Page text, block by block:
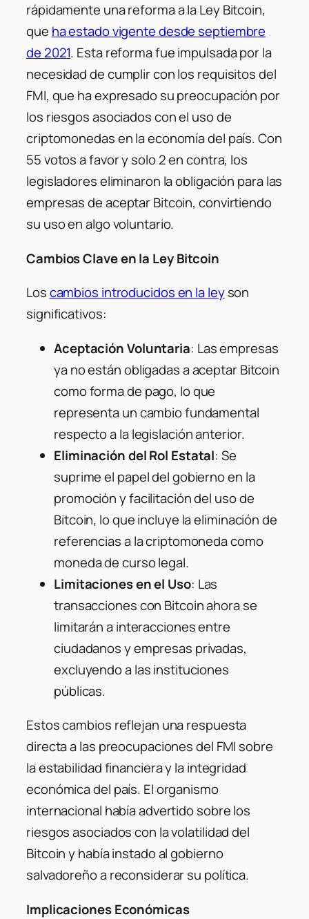
rápidamente una reforma a la Ley Bitcoin,
que ha estado vigente desde septiembre
de 2021. Esta reforma fue impulsada por la
necesidad de cumplir con los requisitos del
FMI, que ha expresado su preocupación por
los riesgos asociados con el uso de
criptomonedas en la economía del país. Con
55 votos a favor y solo 2 en contra, los
legisladores eliminaron la obligación para las
empresas de aceptar Bitcoin, convirtiendo
su uso en algo voluntario.
Cambios Clave en la Ley Bitcoin
Loscambios introducidos en la leyson
significativos:
Aceptación Voluntaria: Las empresas
ya no están obligadas a aceptar Bitcoin
como forma de pago, lo que
representa un cambio fundamental
respecto a la legislación anterior.
Eliminación del Rol Estatal: Se
suprime el papel del gobierno en la
promoción y facilitación del uso de
Bitcoin, lo que incluye la eliminación de
referencias a la criptomoneda como
moneda de curso legal.
Limitaciones en el Uso: Las
transacciones con Bitcoin ahora se
limitarán a interacciones entre
ciudadanos y empresas privadas,
excluyendo a las instituciones
públicas.
Estos cambios reflejan una respuesta
directa a las preocupaciones del FMI sobre
la estabilidad financiera y la integridad
económica del país. El organismo
internacional había advertido sobre los
riesgos asociados con la volatilidad del
Bitcoin y había instado al gobierno
salvadoreño a reconsiderar su política.
Implicaciones Económicas